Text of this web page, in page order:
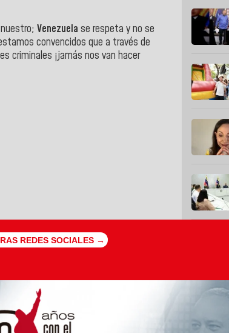
Venezuela se respeta y no se
convencidos que a través de
criminales ¡jamás nos van hacer
REDES SOCIALES →